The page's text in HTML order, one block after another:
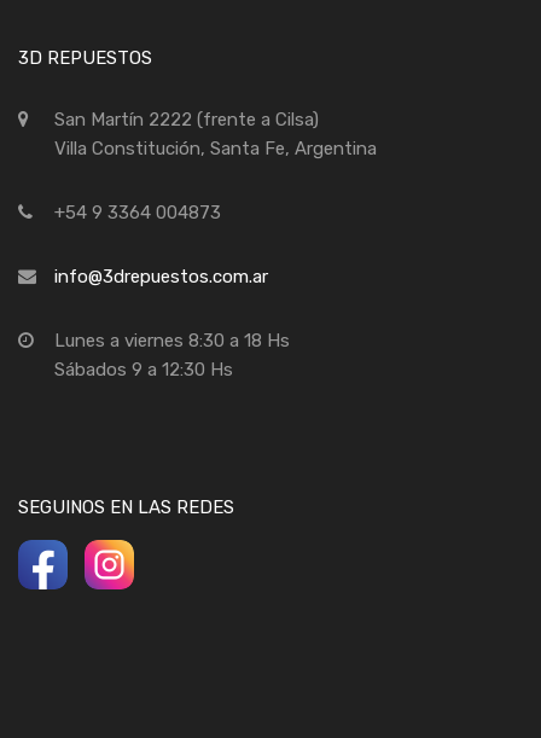
3D REPUESTOS
San Martín 2222 (frente a Cilsa)
Villa Constitución, Santa Fe, Argentina
+54 9 3364 004873
info@3drepuestos.com.ar
Lunes a viernes 8:30 a 18 Hs
Sábados 9 a 12:30 Hs
SEGUINOS EN LAS REDES